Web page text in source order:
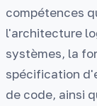
compétences
l'architecture
systèmes, la
spécification
de code, ainsi